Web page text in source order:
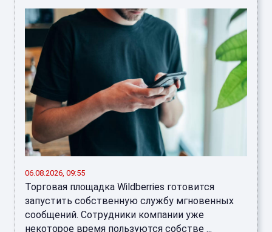
06.08.2026, 09:55
Торговая площадка Wildberries готовится
запустить собственную службу мгновенных
сообщений. Сотрудники компании уже
некоторое время пользуются собстве ...